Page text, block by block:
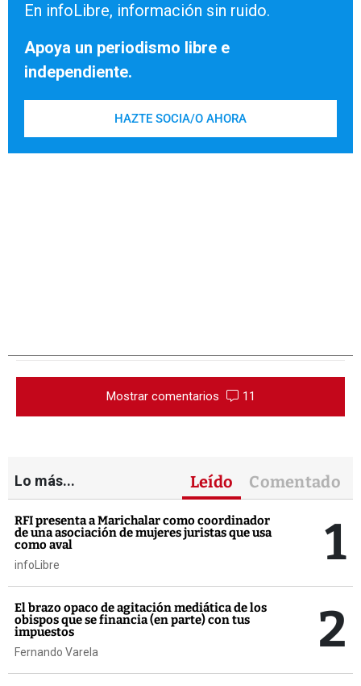
En infoLibre, información sin ruido.
Apoya un periodismo libre e
independiente.
HAZTE SOCIA/O AHORA
Mostrar comentarios 11
Lo más... Leído Comentado
RFI presenta a Marichalar como coordinador
de una asociación de mujeres juristas que usa
como aval
infoLibre 1
El brazo opaco de agitación mediática de los
obispos que se financia (en parte) con tus
impuestos
Fernando Varela 2